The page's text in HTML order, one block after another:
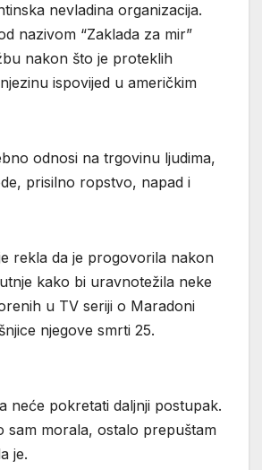
nevladina organizacija.
nazivom “Zaklada za mir”
nakon što je proteklih
ispovijed u američkim
odnosi na trgovinu ljudima,
prisilno ropstvo, napad i
rekla da je progovorila nakon
kako bi uravnotežila neke
u TV seriji o Maradoni
njegove smrti 25.
neće pokretati daljnji postupak.
sam morala, ostalo prepuštam
je.